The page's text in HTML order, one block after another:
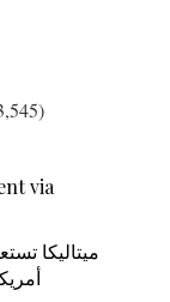
via
ميتاليكا